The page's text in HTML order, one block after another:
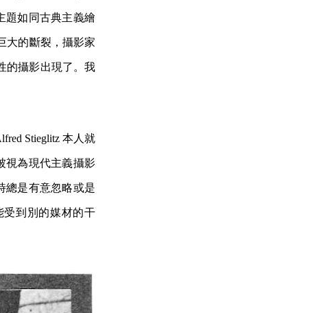
題如同古典主義繪
大的斷裂，攝影家
的攝影出現了。我
Stieglitz 本人就
視為現代主義攝影
總是有意忽略或是
受到別的媒材的干